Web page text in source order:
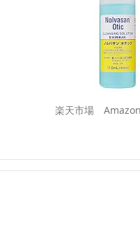
楽天市場 Amazon